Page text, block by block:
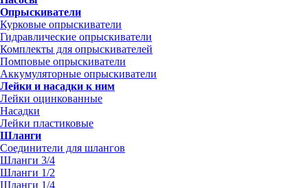
Опрыскиватели
Курковые опрыскиватели
Гидравлические опрыскиватели
Комплекты для опрыскивателей
Помповые опрыскиватели
Аккумуляторные опрыскиватели
Лейки и насадки к ним
Лейки оцинкованные
Насадки
Лейки пластиковые
Шланги
Соединители для шлангов
Шланги 3/4
Шланги 1/2
Шланги 1/4